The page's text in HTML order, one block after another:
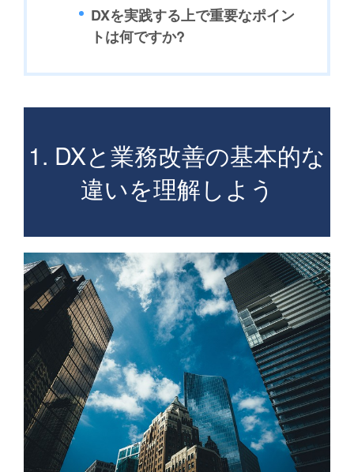
DXを実践する上で重要なポイン
トは何ですか?
1. DXと業務改善の基本的な
違いを理解しよう